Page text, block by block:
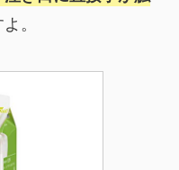
。